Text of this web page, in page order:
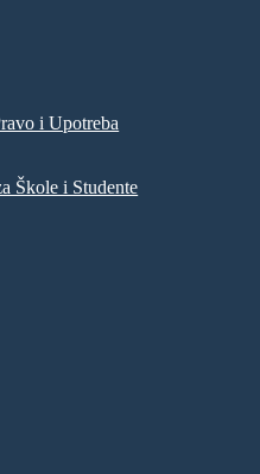
i Upotreba
Škole i Studente